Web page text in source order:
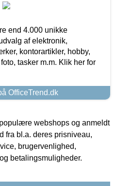
end 4.000 unikke
af elektronik,
kontorartikler, hobby,
tasker m.m. Klik her for
OfficeTrend.dk
webshops og anmeldt
fra bl.a. deres prisniveau,
brugervenlighed,
betalingsmuligheder.